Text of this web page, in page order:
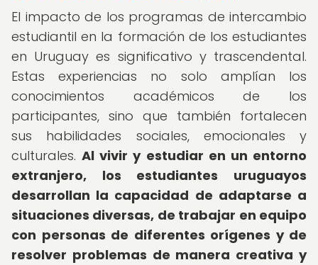
El impacto de los programas de intercambio
estudiantil en la formación de los estudiantes
en Uruguay es significativo y trascendental.
Estas experiencias no solo amplían los
conocimientos académicos de los
participantes, sino que también fortalecen
sus habilidades sociales, emocionales y
culturales.Al vivir y estudiar en un entorno
extranjero, los estudiantes uruguayos
desarrollan la capacidad de adaptarse a
situaciones diversas, de trabajar en equipo
con personas de diferentes orígenes y de
resolver problemas de manera creativa y